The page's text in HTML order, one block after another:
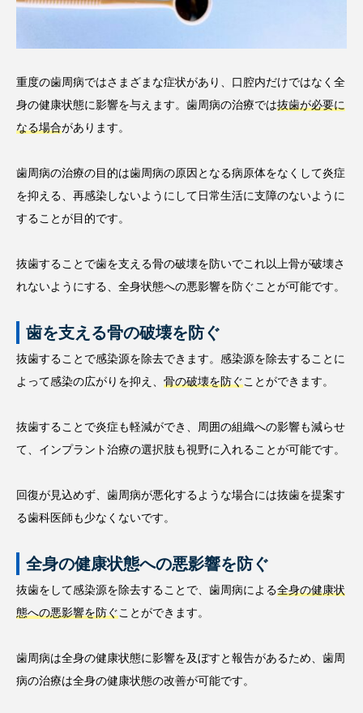
重度の歯周病ではさまざまな症状があり、口腔内だけではなく全
身の健康状態に影響を与えます。歯周病の治療では抜歯が必要に
なる場合があります。
歯周病の治療の目的は歯周病の原因となる病原体をなくして炎症
を抑える、再感染しないようにして日常生活に支障のないように
することが目的です。
抜歯することで歯を支える骨の破壊を防いでこれ以上骨が破壊さ
れないようにする、全身状態への悪影響を防ぐことが可能です。
歯を支える骨の破壊を防ぐ
抜歯することで感染源を除去できます。感染源を除去することに
よって感染の広がりを抑え、 骨の破壊を防ぐことができます。
抜歯することで炎症も軽減ができ、周囲の組織への影響も減らせ
て、インプラント治療の選択肢も視野に入れることが可能です。
回復が見込めず、歯周病が悪化するような場合には抜歯を提案す
る歯科医師も少なくないです。
全身の健康状態への悪影響を防ぐ
抜歯をして感染源を除去することで、歯周病による全身の健康状
態への悪影響を防ぐことができます。
歯周病は全身の健康状態に影響を及ぼすと報告があるため、歯周
病の治療は全身の健康状態の改善が可能です。